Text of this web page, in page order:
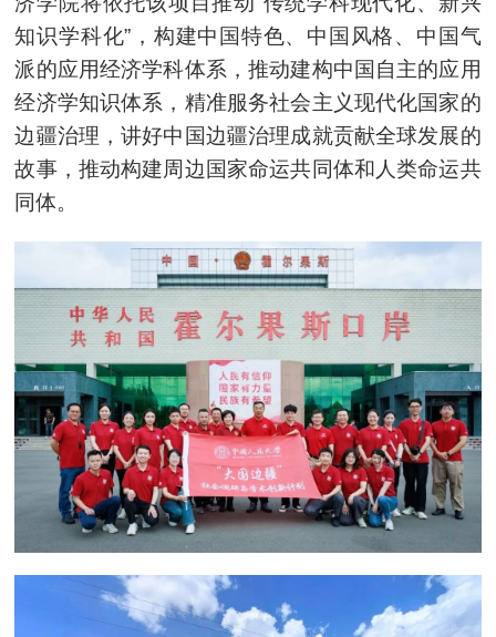
知识学科化”，构建中国特色、中国风格、中国气
派的应用经济学科体系，推动建构中国自主的应用
经济学知识体系，精准服务社会主义现代化国家的
边疆治理，讲好中国边疆治理成就贡献全球发展的
故事，推动构建周边国家命运共同体和人类命运共
同体。